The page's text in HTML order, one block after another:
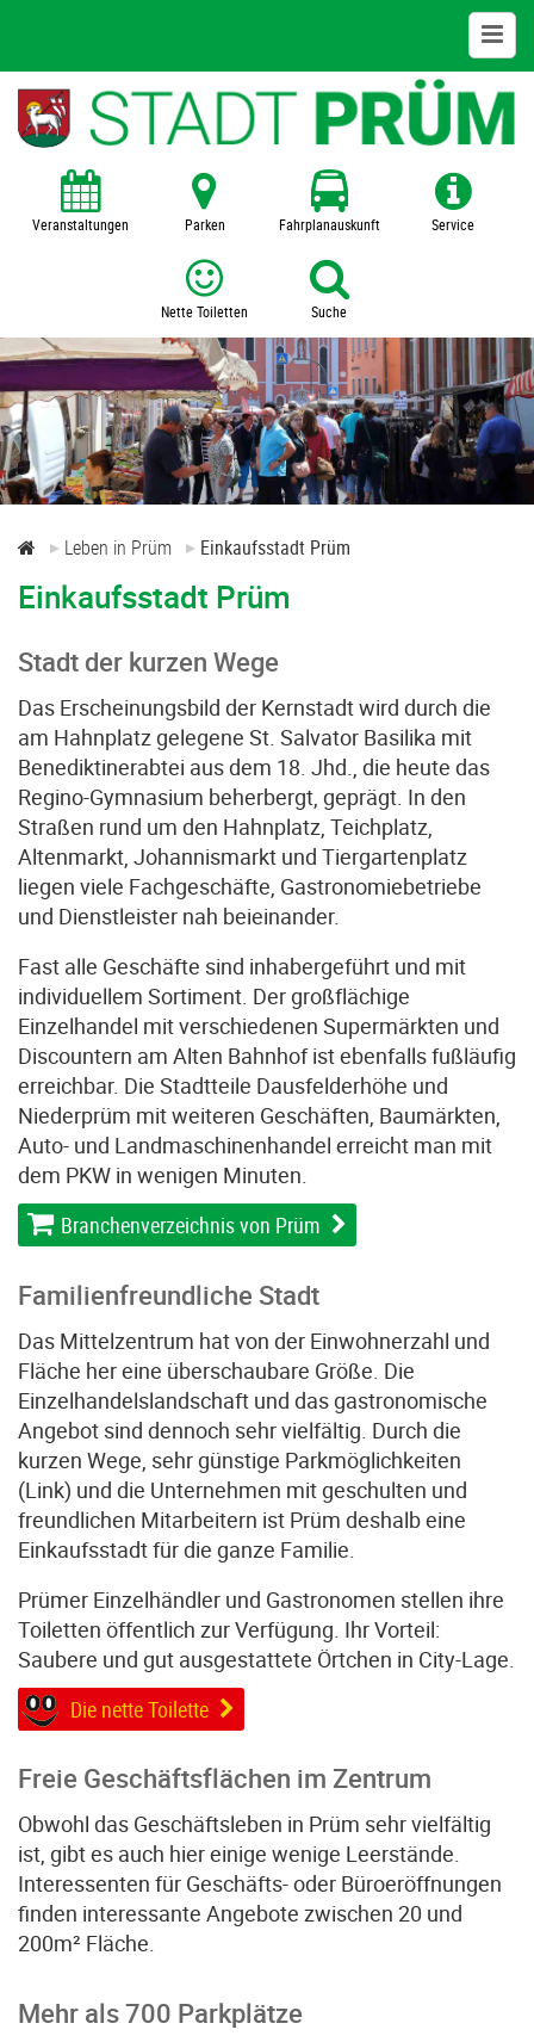
Leben in Prüm
Jugend + Familie
Bauen + Wohnen
Gesundheit
Einkaufsstadt Prüm
Parken + Busbahnhof
Service-Links
Veranstaltungen Parken Fahrplanauskunft Service
Nette Toiletten Suche
Leben in Prüm Einkaufsstadt Prüm
Einkaufsstadt Prüm
Stadt der kurzen Wege
Das Erscheinungsbild der Kernstadt wird durch die
am Hahnplatz gelegene St. Salvator Basilika mit
Benediktinerabtei aus dem 18. Jhd., die heute das
Regino-Gymnasium beherbergt, geprägt. In den
Straßen rund um den Hahnplatz, Teichplatz,
Altenmarkt, Johannismarkt und Tiergartenplatz
liegen viele Fachgeschäfte, Gastronomiebetriebe
und Dienstleister nah beieinander.
Fast alle Geschäfte sind inhabergeführt und mit
individuellem Sortiment. Der großflächige
Einzelhandel mit verschiedenen Supermärkten und
Discountern am Alten Bahnhof ist ebenfalls fußläufig
erreichbar. Die Stadtteile Dausfelderhöhe und
Niederprüm mit weiteren Geschäften, Baumärkten,
Auto- und Landmaschinenhandel erreicht man mit
dem PKW in wenigen Minuten.
Branchenverzeichnis von Prüm
Familienfreundliche Stadt
Das Mittelzentrum hat von der Einwohnerzahl und
Fläche her eine überschaubare Größe. Die
Einzelhandelslandschaft und das gastronomische
Angebot sind dennoch sehr vielfältig. Durch die
kurzen Wege, sehr günstige Parkmöglichkeiten
(Link) und die Unternehmen mit geschulten und
freundlichen Mitarbeitern ist Prüm deshalb eine
Einkaufsstadt für die ganze Familie.
Prümer Einzelhändler und Gastronomen stellen ihre
Toiletten öffentlich zur Verfügung. Ihr Vorteil:
Saubere und gut ausgestattete Örtchen in City-Lage.
Die nette Toilette
Freie Geschäftsflächen im Zentrum
Obwohl das Geschäftsleben in Prüm sehr vielfältig
ist, gibt es auch hier einige wenige Leerstände.
Interessenten für Geschäfts- oder Büroeröffnungen
finden interessante Angebote zwischen 20 und
200m² Fläche.
Mehr als 700 Parkplätze